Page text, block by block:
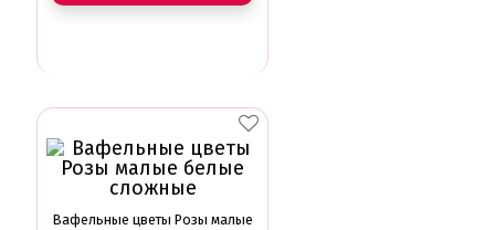
Вафельные цветы Розы малые